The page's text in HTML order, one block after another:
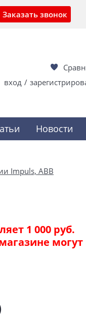
Заказать звонок
вход /
Новости
Impuls, ABB
1 000 руб.
могут